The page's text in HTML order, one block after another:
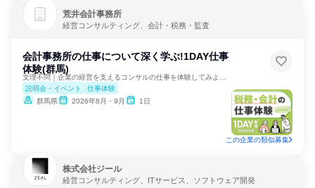
荒井会計事務所
経営コンサルティング、会計・税務・監査
会計事務所の仕事について深く学ぶ!1DAY仕事
体験(群馬)
説明会・イベント
仕事体験
群馬県
2026年8月・9月 1日
この企業の類似募集
株式会社ジール
経営コンサルティング、ITサービス、ソフトウェア開発